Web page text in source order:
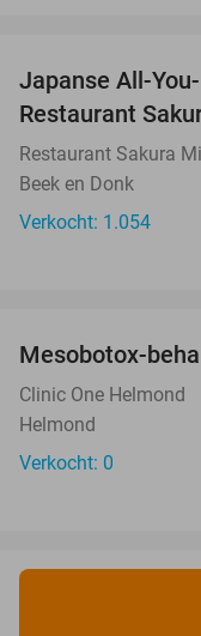
Japanse All-
Restaurant
Restaurant Sakura
Beek en Donk
Verkocht: 1.054
TODAY
Mesobotox-
Clinic One Helmond
Helmond
Verkocht: 0